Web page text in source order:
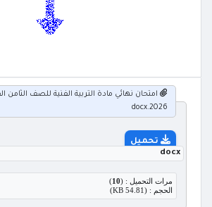
امتحان نهائي مادة التربية الفنية للصف الثامن
2026.docx
تحميل
docx
مرات التحميل : (10
)
الحجم : (54.81 KB)